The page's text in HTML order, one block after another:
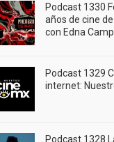
Podcast 1330
años de cine
con Edna
Podcast 1329
internet:
Podcast 1328